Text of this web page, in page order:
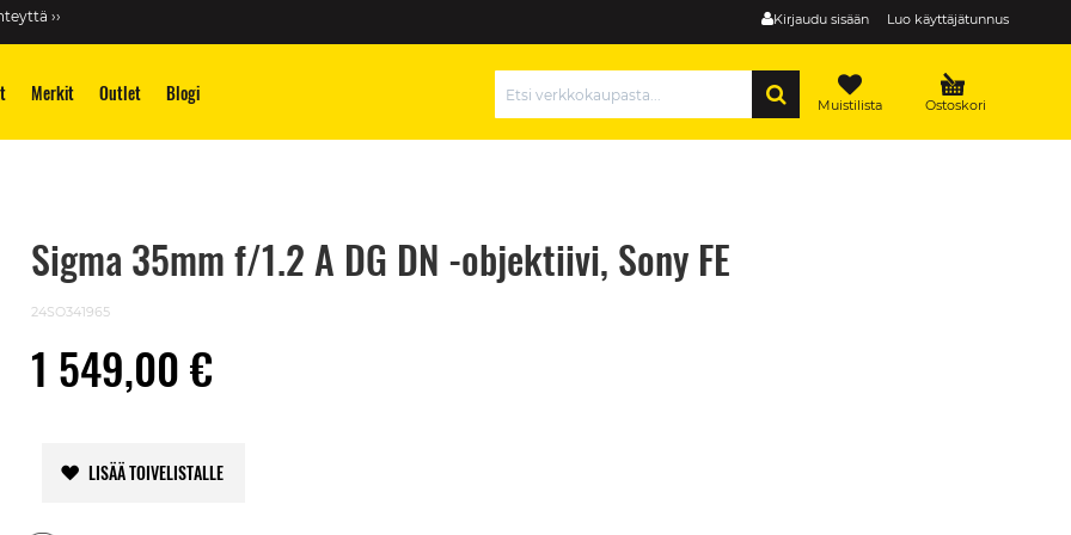
Kirjaudu sisään Luo käyttäjätunnus
››
Merkit Outlet Blogi Ostoskori
Muistilista
Sigma 35mm f/1.2 A DG DN -objektiivi, Sony FE
24SO341965
1 549,00 €
LISÄÄ TOIVELISTALLE